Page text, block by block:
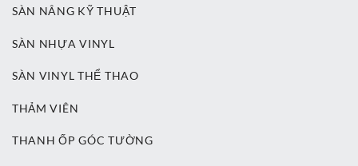
SÀN NÂNG KỸ THUẬT
SÀN NHỰA VINYL
SÀN VINYL THỂ THAO
THẢM VIÊN
THANH ỐP GÓC TƯỜNG